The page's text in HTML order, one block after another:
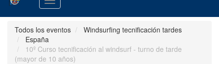
navegación
Todos los eventos
Windsurfing tecnificación tardes
España
10º Curso tecnificación al windsurf - turno de tarde
(mayor de 10 años)